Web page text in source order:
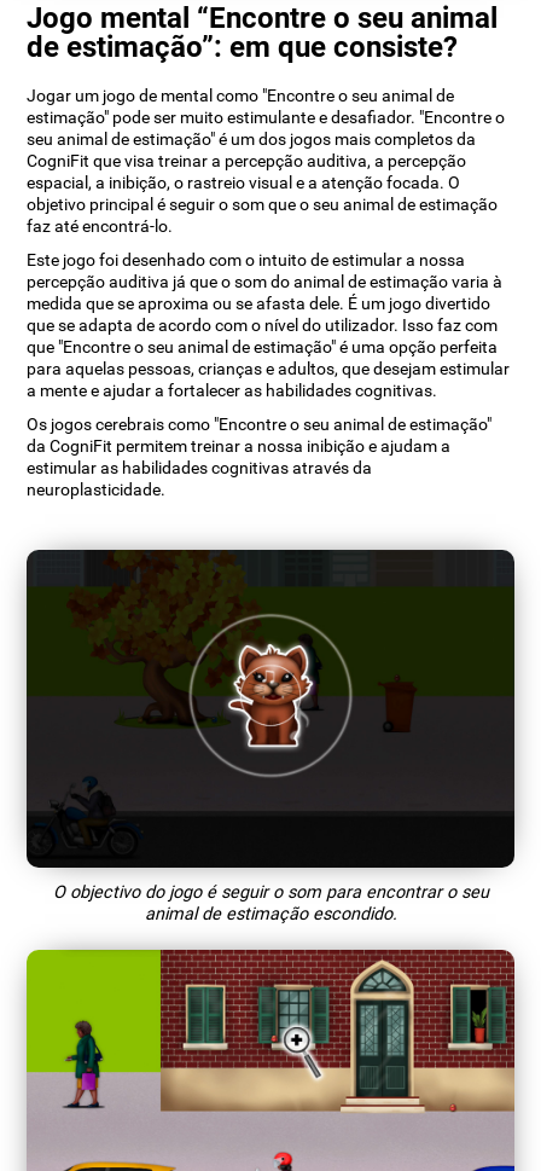
Jogo mental “Encontre o seu animal
de estimação”: em que consiste?
Jogar um jogo de mental como "Encontre o seu animal de
estimação" pode ser muito estimulante e desafiador. "Encontre o
seu animal de estimação" é um dos jogos mais completos da
CogniFit que visa treinar a percepção auditiva, a percepção
espacial, a inibição, o rastreio visual e a atenção focada. O
objetivo principal é seguir o som que o seu animal de estimação
faz até encontrá-lo.
Este jogo foi desenhado com o intuito de estimular a nossa
percepção auditiva já que o som do animal de estimação varia à
medida que se aproxima ou se afasta dele. É um jogo divertido
que se adapta de acordo com o nível do utilizador. Isso faz com
que "Encontre o seu animal de estimação" é uma opção perfeita
para aquelas pessoas, crianças e adultos, que desejam estimular
a mente e ajudar a fortalecer as habilidades cognitivas.
Os jogos cerebrais como "Encontre o seu animal de estimação"
da CogniFit permitem treinar a nossa inibição e ajudam a
estimular as habilidades cognitivas através da
neuroplasticidade.
O objectivo do jogo é seguir o som para encontrar o seu
animal de estimação escondido.